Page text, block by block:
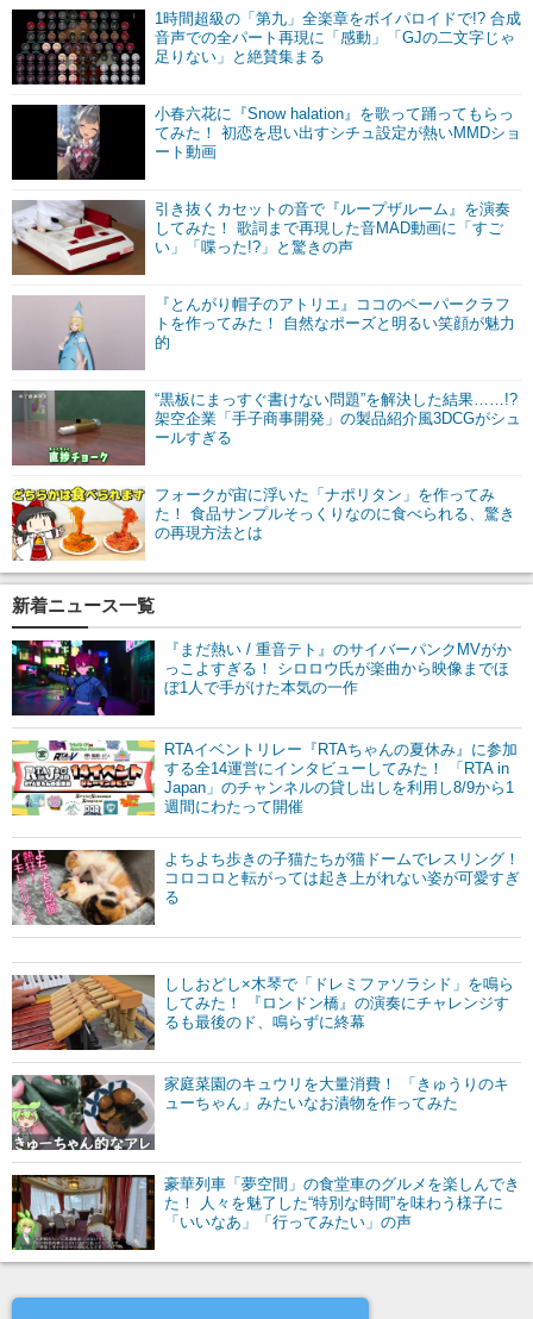
1時間超級の「第九」全楽章をボイパロイドで!? 合成
音声での全パート再現に「感動」「GJの二文字じゃ
足りない」と絶賛集まる
小春六花に『Snow halation』を歌って踊ってもらっ
てみた！ 初恋を思い出すシチュ設定が熱いMMDショ
ート動画
引き抜くカセットの音で『ループザルーム』を演奏
してみた！ 歌詞まで再現した音MAD動画に「すご
い」「喋った!?」と驚きの声
『とんがり帽子のアトリエ』ココのペーパークラフ
トを作ってみた！ 自然なポーズと明るい笑顔が魅力
的
“黒板にまっすぐ書けない問題”を解決した結果……!?
架空企業「手子商事開発」の製品紹介風3DCGがシュ
ールすぎる
フォークが宙に浮いた「ナポリタン」を作ってみ
た！ 食品サンプルそっくりなのに食べられる、驚き
の再現方法とは
新着ニュース一覧
『まだ熱い / 重音テト』のサイバーパンクMVがか
っこよすぎる！ シロロウ氏が楽曲から映像までほ
ぼ1人で手がけた本気の一作
RTAイベントリレー『RTAちゃんの夏休み』に参加
する全14運営にインタビューしてみた！ 「RTA in
Japan」のチャンネルの貸し出しを利用し8/9から1
週間にわたって開催
よちよち歩きの子猫たちが猫ドームでレスリング！
コロコロと転がっては起き上がれない姿が可愛すぎ
る
ししおどし×木琴で「ドレミファソラシド」を鳴ら
してみた！ 『ロンドン橋』の演奏にチャレンジす
るも最後のド、鳴らずに終幕
家庭菜園のキュウリを大量消費！ 「きゅうりのキ
ューちゃん」みたいなお漬物を作ってみた
豪華列車「夢空間」の食堂車のグルメを楽しんでき
た！ 人々を魅了した“特別な時間”を味わう様子に
「いいなあ」「行ってみたい」の声